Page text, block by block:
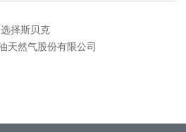
择斯贝克
天然气股份有限公司